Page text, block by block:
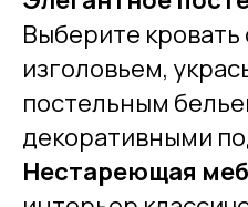
Выберите кровать
изголовьем,
постельным
декоративными
Нестареющая